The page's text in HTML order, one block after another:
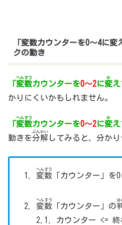
「変数カウンターを0～4に
クの動き
「変数
へんすう
カウンターを0～2に変
か
かりにくいかもしれません。
「変数
へんすう
カウンターを0～2に変
か
え
動きを分解
ぶんかい
してみると、分かり
変数
へんすう
「カウンター」を
変数
へんすう
「カウンター」の
は
2.1. カウンター <= 終